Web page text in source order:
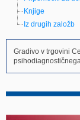
Knjige
Iz drugih založb
Gradivo v trgovini